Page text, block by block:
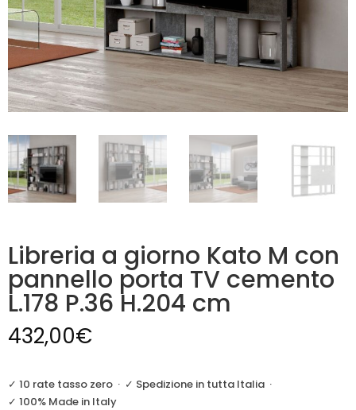
Libreria a giorno Kato M con
pannello porta TV cemento
L.178 P.36 H.204 cm
432,00€
✓ 10 rate tasso zero · ✓ Spedizione in tutta Italia ·
✓ 100% Made in Italy